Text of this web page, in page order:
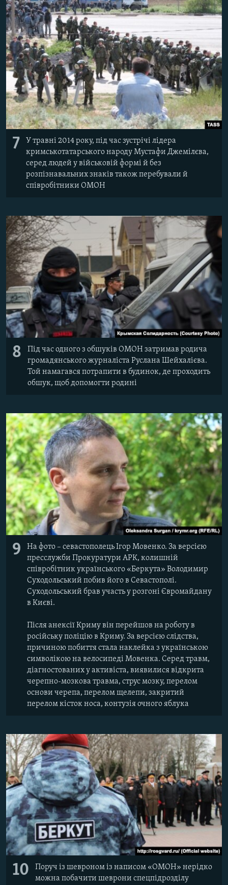
7
У травні 2014 року, під час зустрічі лідера
кримськотатарського народу Мустафи Джемілєва,
серед людей у військовій формі й без
розпізнавальних знаків також перебували й
співробітники ОМОН
8
Під час одного з обшуків ОМОН затримав родича
громадянського журналіста Руслана Шейхалієва.
Той намагався потрапити в будинок, де проходить
обшук, щоб допомогти родині
9
На фото – севастополець Ігор Мовенко. За версією
пресслужби Прокуратури АРК, колишній
співробітник українського «Беркута» Володимир
Суходольський побив його в Севастополі.
Суходольський брав участь у розгоні Євромайдану
в Києві.
Після анексії Криму він перейшов на роботу в
російську поліцію в Криму. За версією слідства,
причиною побиття стала наклейка з українською
символікою на велосипеді Мовенка. Серед травм,
діагностованих у активіста, виявилися відкрита
черепно-мозкова травма, струс мозку, перелом
основи черепа, перелом щелепи, закритий
перелом кісток носа, контузія очного яблука
10
Поруч із шевроном із написом «ОМОН» нерідко
можна побачити шеврони спецпідрозділу